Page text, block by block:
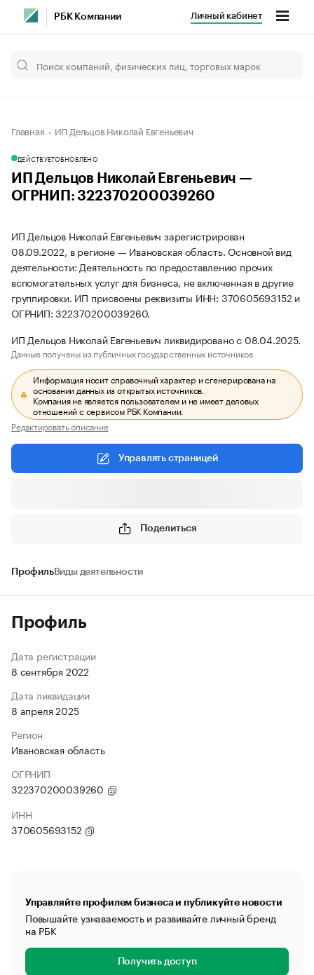
РБК Компании Личный кабинет
Главная ИП Дельцов Николай Евгеньевич
ДЕЙСТВУЕТОБНОВЛЕНО
ИП Дельцов Николай Евгеньевич —
ОГРНИП: 322370200039260
ИП Дельцов Николай Евгеньевич зарегистрирован
08.09.2022, в регионе — Ивановская область. Основной вид
деятельности: Деятельность по предоставлению прочих
вспомогательных услуг для бизнеса, не включенная в другие
группировки. ИП присвоены реквизиты ИНН: 370605693152 и
ОГРНИП: 322370200039260.
ИП Дельцов Николай Евгеньевич ликвидировано с 08.04.2025.
Данные получены из публичных государственных источников.
Информация носит справочный характер и сгенерирована на
основании данных из открытых источников.
Компания не является пользователем и не имеет деловых
отношений с сервисом РБК Компании.
Редактировать описание
Управлять страницей
Поделиться
ПрофильВиды деятельности
Профиль
Дата регистрации
8 сентября 2022
Дата ликвидации
8 апреля 2025
Регион
Ивановская область
ОГРНИП
322370200039260
ИНН
370605693152
Управляйте профилем бизнеса и публикуйте новости
Повышайте узнаваемость и развивайте личный бренд
на РБК
Получить доступ